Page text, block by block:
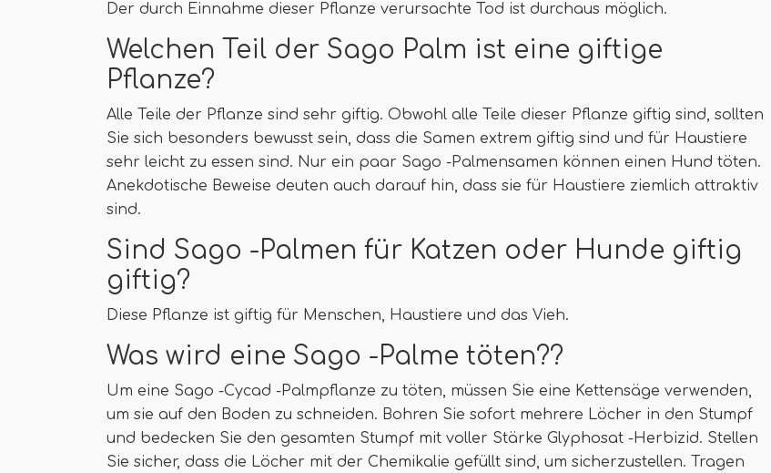
Der durch Einnahme dieser Pflanze verursachte Tod ist durchaus möglich.
Welchen Teil der Sago Palm ist eine giftige
Pflanze?
Alle Teile der Pflanze sind sehr giftig. Obwohl alle Teile dieser Pflanze giftig sind, sollten
Sie sich besonders bewusst sein, dass die Samen extrem giftig sind und für Haustiere
sehr leicht zu essen sind. Nur ein paar Sago -Palmensamen können einen Hund töten.
Anekdotische Beweise deuten auch darauf hin, dass sie für Haustiere ziemlich attraktiv
sind.
Sind Sago -Palmen für Katzen oder Hunde giftig
giftig?
Diese Pflanze ist giftig für Menschen, Haustiere und das Vieh.
Was wird eine Sago -Palme töten??
Um eine Sago -Cycad -Palmpflanze zu töten, müssen Sie eine Kettensäge verwenden,
um sie auf den Boden zu schneiden. Bohren Sie sofort mehrere Löcher in den Stumpf
und bedecken Sie den gesamten Stumpf mit voller Stärke Glyphosat -Herbizid. Stellen
Sie sicher, dass die Löcher mit der Chemikalie gefüllt sind, um sicherzustellen. Tragen